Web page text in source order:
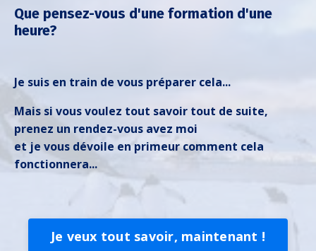
Que pensez-vous d'une formation d'une
heure?
Je suis en train de vous préparer cela...
Mais si vous voulez tout savoir tout de suite,
prenez un rendez-vous avez moi
et je vous dévoile en primeur comment cela
fonctionnera...
Je veux tout savoir, maintenant !